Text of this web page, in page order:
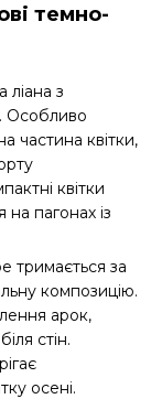
темно-
ліана з
Особливо
частина квітки,
квітки
пагонах із
тримається за
композицію.
арок,
стін.
осені.